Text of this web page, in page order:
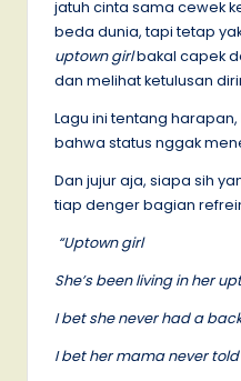
jatuh cinta sama cewek
beda dunia, tapi tetap
uptown girlbakal capek
dan melihat ketulusan
Lagu ini tentang
bahwa status nggak
Dan jujur aja, siapa sih
tiap denger bagian
“Uptown girl
She’s been living in her
I bet she never had a
I bet her mama never told